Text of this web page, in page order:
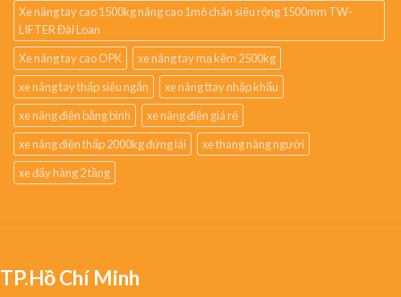
Xe nâng tay cao 1500kg nâng cao 1m6 chân siêu rộng 1500mm TW-
LIFTER Đài Loan
Xe nâng tay cao OPK
xe nâng tay mạ kẽm 2500kg
xe nâng tay thấp siêu ngắn
xe nâng ttay nhập khẩu
xe nâng điện bằng bình
xe nâng điện giá rẻ
xe nâng điện thấp 2000kg đứng lái
xe thang nâng người
xe đẩy hàng 2 tầng
TP.Hồ Chí Minh